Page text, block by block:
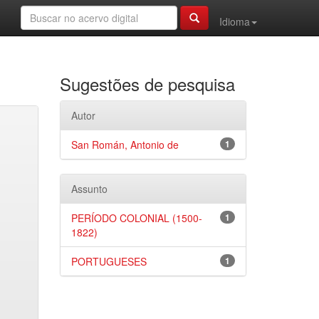
Idioma
Sugestões de pesquisa
Autor
1
San Román, Antonio de
Assunto
1
PERÍODO COLONIAL (1500-
1822)
1
PORTUGUESES